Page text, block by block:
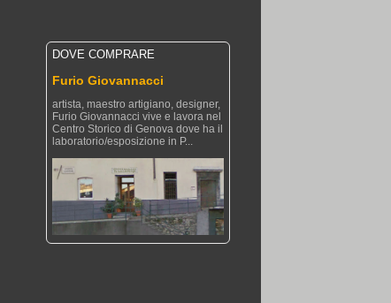
DOVE COMPRARE
Furio Giovannacci
artista, maestro artigiano, designer,
Furio Giovannacci vive e lavora nel
Centro Storico di Genova dove ha il
laboratorio/esposizione in P...